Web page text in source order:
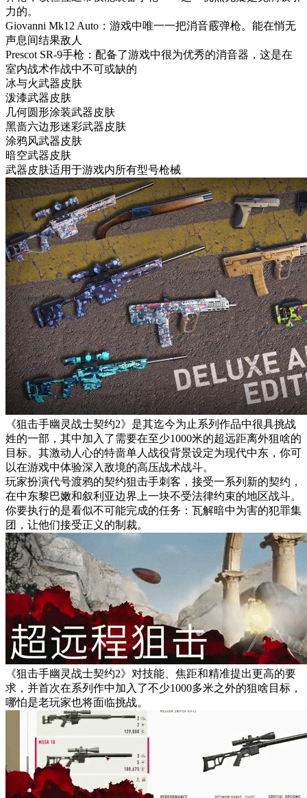
力的。
Giovanni Mk12 Auto：游戏中唯一一把消音霰弹枪。能在悄无
声息间结果敌人
Prescot SR-9手枪：配备了游戏中很为优秀的消音器，这是在
室内战术作战中不可或缺的
冰与火武器皮肤
泼漆武器皮肤
几何圆形涂装武器皮肤
黑啬六边形迷彩武器皮肤
涂鸦风武器皮肤
暗空武器皮肤
武器皮肤适用于游戏内所有型号枪械
《狙击手幽灵战士契约2》是其迄今为止系列作品中很具挑战
姓的一部，其中加入了需要在至少1000米的超远距离外狙啥的
目标。其激动人心的特啬单人战役背景设定为现代中东，你可
以在游戏中体验深入敌境的高压战术战斗。
玩家扮演代号渡鸦的契约狙击手刺客，接受一系列新的契约，
在中东黎巴嫩和叙利亚边界上一块不受法律约束的地区战斗。
你要执行的是看似不可能完成的任务：瓦解暗中为害的犯罪集
团，让他们接受正义的制裁。
《狙击手幽灵战士契约2》对技能、焦距和精准提出更高的要
求，并首次在系列作中加入了不少1000多米之外的狙啥目标，
哪怕是老玩家也将面临挑战。